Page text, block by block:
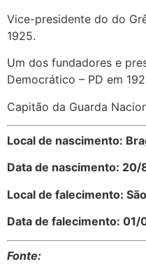
Vice-presidente do do
1925.
Um dos fundadores e
Democrático – PD em
Capitão da Guarda
Local de nascimento:
Data de nascimento: 20/
Local de falecimento:
Data de falecimento:
Fonte: